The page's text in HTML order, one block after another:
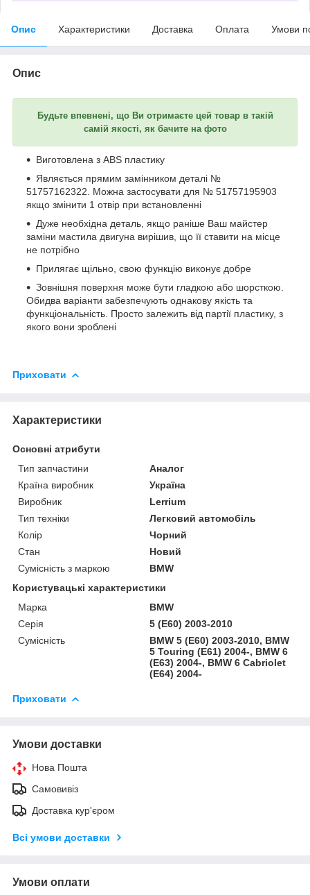
Опис Характеристики Доставка Оплата Умови
Опис
Будьте впевнені, що Ви отримаєте цей товар в такій
самій якості, як бачите на фото
Виготовлена з ABS пластику
Являється прямим замінником деталі №
51757162322. Можна застосувати для № 51757195903
якщо змінити 1 отвір при встановленні
Дуже необхідна деталь, якщо раніше Ваш майстер
заміни мастила двигуна вирішив, що її ставити на місце
не потрібно
Прилягає щільно, свою функцію виконує добре
Зовнішня поверхня може бути гладкою або шорсткою.
Обидва варіанти забезпечують однакову якість та
функціональність. Просто залежить від партії пластику, з
якого вони зроблені
Приховати
Характеристики
Основні атрибути
Тип запчастини
Аналог
Країна виробник
Україна
Виробник
Lerrium
Тип техніки
Легковий автомобіль
Колір
Чорний
Стан
Новий
Сумісність з маркою
BMW
Користувацькі характеристики
Марка
BMW
Серія
5 (E60) 2003-2010
Сумісність
BMW 5 (E60) 2003-2010, BMW
5 Touring (E61) 2004-, BMW 6
(E63) 2004-, BMW 6 Cabriolet
(E64) 2004-
Приховати
Умови доставки
Нова Пошта
Самовивіз
Доставка кур'єром
Всі умови доставки
Умови оплати